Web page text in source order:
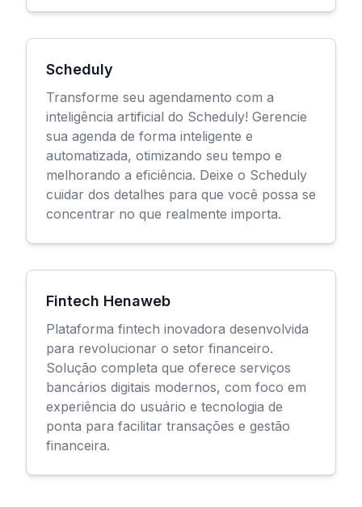
Scheduly
Transforme seu agendamento com a
inteligência artificial do Scheduly! Gerencie
sua agenda de forma inteligente e
automatizada, otimizando seu tempo e
melhorando a eficiência. Deixe o Scheduly
cuidar dos detalhes para que você possa se
concentrar no que realmente importa.
Fintech Henaweb
Plataforma fintech inovadora desenvolvida
para revolucionar o setor financeiro.
Solução completa que oferece serviços
bancários digitais modernos, com foco em
experiência do usuário e tecnologia de
ponta para facilitar transações e gestão
financeira.